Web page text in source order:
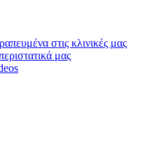
στις κλινικές μας
μας